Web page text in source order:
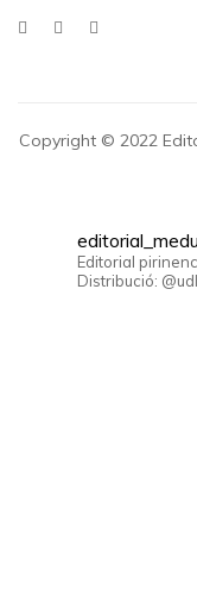
Copyright © 2022
Editorial
Distribució: